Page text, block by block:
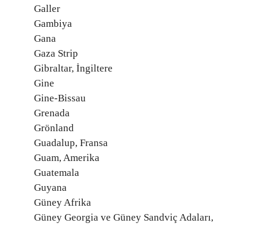
Galler
Gambiya
Gana
Gaza Strip
Gibraltar, İngiltere
Gine
Gine-Bissau
Grenada
Grönland
Guadalup, Fransa
Guam, Amerika
Guatemala
Guyana
Güney Afrika
Güney Georgia ve Güney Sandviç Adaları,